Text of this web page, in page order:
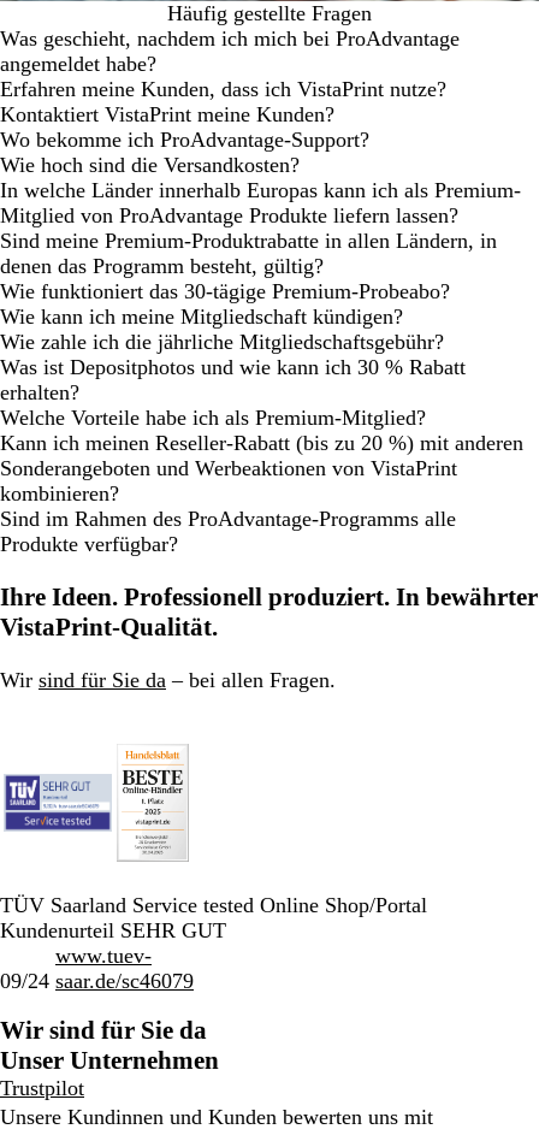
Häufig gestellte Fragen
Was geschieht, nachdem ich mich bei ProAdvantage
angemeldet habe?
Erfahren meine Kunden, dass ich VistaPrint nutze?
Kontaktiert VistaPrint meine Kunden?
Wo bekomme ich ProAdvantage-Support?
Wie hoch sind die Versandkosten?
In welche Länder innerhalb Europas kann ich als Premium-
Mitglied von ProAdvantage Produkte liefern lassen?
Sind meine Premium-Produktrabatte in allen Ländern, in
denen das Programm besteht, gültig?
Wie funktioniert das 30-tägige Premium-Probeabo?
Wie kann ich meine Mitgliedschaft kündigen?
Wie zahle ich die jährliche Mitgliedschaftsgebühr?
Was ist Depositphotos und wie kann ich 30 % Rabatt
erhalten?
Welche Vorteile habe ich als Premium-Mitglied?
Kann ich meinen Reseller-Rabatt (bis zu 20 %) mit anderen
Sonderangeboten und Werbeaktionen von VistaPrint
kombinieren?
Sind im Rahmen des ProAdvantage-Programms alle
Produkte verfügbar?
Ihre Ideen. Professionell produziert. In bewährter
VistaPrint-Qualität.
Wir sind für Sie da – bei allen Fragen.
TÜV Saarland Service tested Online Shop/Portal
Kundenurteil SEHR GUT
09/24
www.tuev-
saar.de/sc46079
Wir sind für Sie da
Unser Unternehmen
Trustpilot
Unsere Kundinnen und Kunden bewerten uns mit